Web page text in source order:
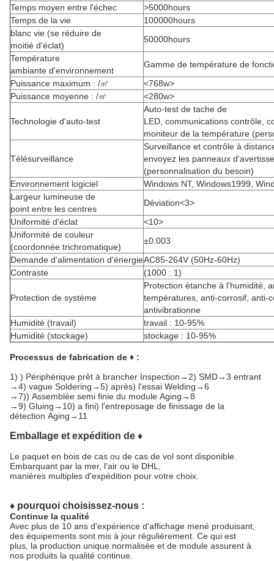
Temps moyen entre l'échec
>5000hours
Temps de la vie
100000hours
blanc vie (se réduire de
moitié d'éclat)
50000hours
Température
ambiante d'environnement
Gamme de température de
Puissance maximum : /㎡
<768w>
Puissance moyenne : /㎡
<280w>
Technologie d'auto-test
Auto-test de tache de
LED, communications contrôle,
moniteur de la température
Télésurveillance
Surveillance et contrôle à
envoyez les panneaux
(personnalisation du besoin)
Environnement logiciel
Windows NT, Windows1999,
Largeur lumineuse de
point entre les centres
Déviation<3>
Uniformité d'éclat
<10>
Uniformité de couleur
(coordonnée trichromatique)
±0.003
Demande d'alimentation d'énergieAC85-264V (50Hz-60Hz)
Contraste
(1000 : 1)
Protection de système
Protection étanche à l'humidité,
températures, anti-corrosif, anti-
antivibrationne
Humidité (travail)
travail : 10-95%
Humidité (stockage)
stockage : 10-95%
Processus de fabrication de ♦ :
1) ) Périphérique prêt à brancher Inspection→2) SMD→3 entrant
→4) vague Soldering→5) après) l'essai Welding→6
→7)) Assemblée semi finie du module Aging→8
→9) Gluing→10) a fini) l'entreposage de finissage de la
détection Aging→11
Emballage et expédition de ♦
Le paquet en bois de cas ou de cas de vol sont disponible.
Embarquant par la mer, l'air ou le DHL,
manières multiples d'expédition pour votre choix.
♦ pourquoi choisissez-nous :
Continue la qualité
Avec plus de 10 ans d'expérience d'affichage mené produisant,
des équipements sont mis à jour régulièrement. Ce qui est
plus, la production unique normalisée et de module assurent à
nos produits la qualité continue.